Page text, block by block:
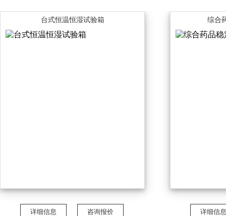
台式恒温恒湿试验箱
详细信息 咨询报价
综合
详细信息